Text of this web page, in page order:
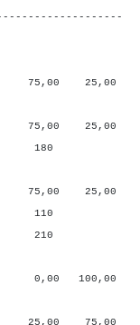
25,00
25,00
180
25,00
210
100,00
75,00